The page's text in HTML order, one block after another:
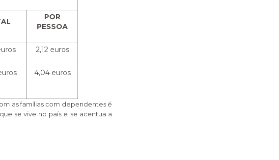
POR
PESSOA
2,12 euros
4,04 euros
as famílias com dependentes é
se vive no país e se acentua a